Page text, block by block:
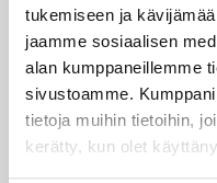
tukemiseen ja
jaamme sosiaalisen
alan kumppaneillemme
sivustoamme.
tietoja muihin tietoihin,
kerätty, kun olet
Brown saapuu